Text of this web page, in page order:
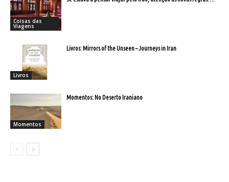
Coisas das
Viagens
Livros
Livros: Mirrors of the Unseen – Journeys in Iran
Momentos
Momentos: No Deserto Iraniano